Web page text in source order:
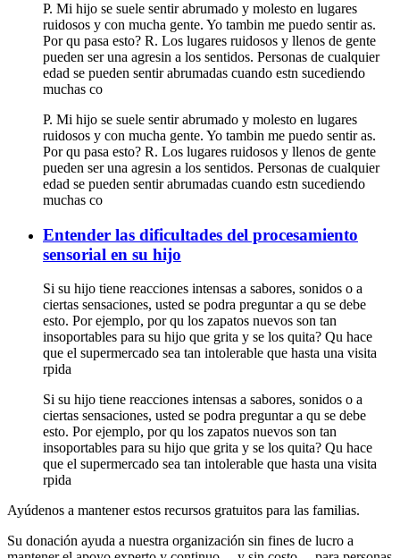
P. Mi hijo se suele sentir abrumado y molesto en lugares
ruidosos y con mucha gente. Yo tambin me puedo sentir as.
Por qu pasa esto? R. Los lugares ruidosos y llenos de gente
pueden ser una agresin a los sentidos. Personas de cualquier
edad se pueden sentir abrumadas cuando estn sucediendo
muchas co
P. Mi hijo se suele sentir abrumado y molesto en lugares
ruidosos y con mucha gente. Yo tambin me puedo sentir as.
Por qu pasa esto? R. Los lugares ruidosos y llenos de gente
pueden ser una agresin a los sentidos. Personas de cualquier
edad se pueden sentir abrumadas cuando estn sucediendo
muchas co
Entender las dificultades del procesamiento
sensorial en su hijo
Si su hijo tiene reacciones intensas a sabores, sonidos o a
ciertas sensaciones, usted se podra preguntar a qu se debe
esto. Por ejemplo, por qu los zapatos nuevos son tan
insoportables para su hijo que grita y se los quita? Qu hace
que el supermercado sea tan intolerable que hasta una visita
rpida
Si su hijo tiene reacciones intensas a sabores, sonidos o a
ciertas sensaciones, usted se podra preguntar a qu se debe
esto. Por ejemplo, por qu los zapatos nuevos son tan
insoportables para su hijo que grita y se los quita? Qu hace
que el supermercado sea tan intolerable que hasta una visita
rpida
Ayúdenos a mantener estos recursos gratuitos para las familias.
Su donación ayuda a nuestra organización sin fines de lucro a